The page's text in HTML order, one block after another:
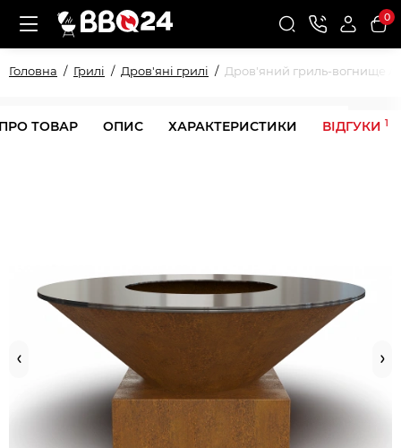
0
Головна Грилі Дров'яні грилі Дров'яний гриль-вогнище
ТОВАР ОПИС ХАРАКТЕРИСТИКИ ВІДГУКИ 1